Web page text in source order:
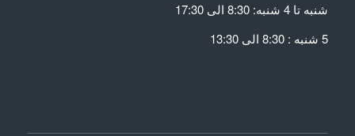
شنبه تا 4 شنبه: 8:30 الی 17:30
5 شنبه : 8:30 الی 13:30